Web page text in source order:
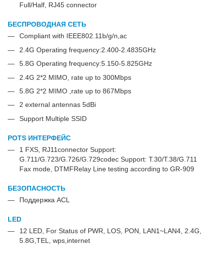
Full/Half, RJ45 connector
БЕСПРОВОДНАЯ СЕТЬ
Compliant with IEEE802.11b/g/n,ac
2.4G Operating frequency:2.400-2.4835GHz
5.8G Operating frequency:5.150-5.825GHz
2.4G 2*2 MIMO, rate up to 300Mbps
5.8G 2*2 MIMO ,rate up to 867Mbps
2 external antennas 5dBi
Support Multiple SSID
POTS ИНТЕРФЕЙС
1 FXS, RJ11connector Support:
G.711/G.723/G.726/G.729codec Support: T.30/T.38/G.711
Fax mode, DTMFRelay Line testing according to GR-909
БЕЗОПАСНОСТЬ
Поддержка ACL
LED
12 LED, For Status of PWR, LOS, PON, LAN1~LAN4, 2.4G,
5.8G,TEL, wps,internet